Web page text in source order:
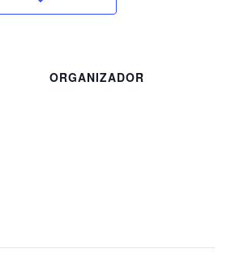
ORGANIZADOR